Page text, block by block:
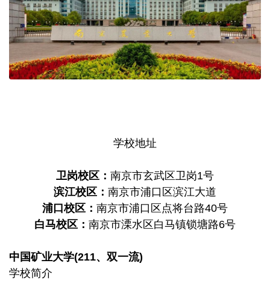
学校地址
卫岗校区： 南京市玄武区卫岗1号
滨江校区： 南京市浦口区滨江大道
浦口校区： 南京市浦口区点将台路40号
白马校区： 南京市溧水区白马镇锁塘路6号
中国矿业大学(211、双一流)
学校简介